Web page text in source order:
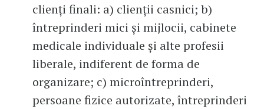
clienţi finali: a) clienţii casnici; b)
întreprinderi mici şi mijlocii, cabinete
medicale individuale şi alte profesii
liberale, indiferent de forma de
organizare; c) microîntreprinderi,
persoane fizice autorizate, întreprinderi